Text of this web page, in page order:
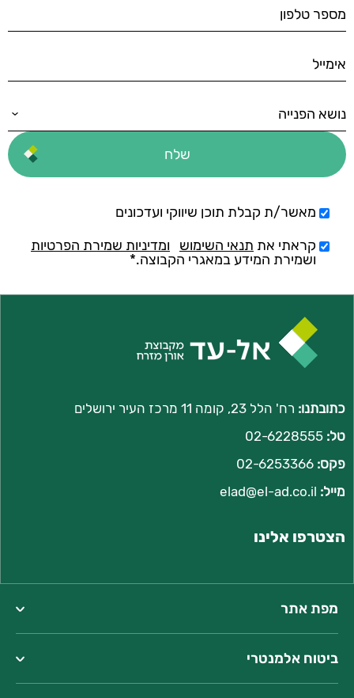
מאשר/ת קבלת תוכן שיווקי ועדכונים
קראתי את תנאי השימוש
ומדיניות שמירת הפרטיות
ושמירת המידע במאגרי הקבוצה.*
כתובתנו: רח' הלל 23, קומה 11 מרכז העיר ירושלים
טל: 02-6228555
פקס:
מייל: elad@el-ad.co.il
הצטרפו אלינו
מפת אתר
ביטוח אלמנטרי